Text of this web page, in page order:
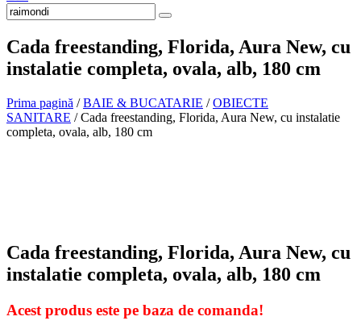
Cada freestanding, Florida, Aura New, cu
instalatie completa, ovala, alb, 180 cm
Prima pagină /BAIE & BUCATARIE /OBIECTE
SANITARE / Cada freestanding, Florida, Aura New, cu instalatie
completa, ovala, alb, 180 cmLa comanda
Cada freestanding, Florida, Aura New, cu
instalatie completa, ovala, alb, 180 cm
Acest produs este pe baza de comanda!